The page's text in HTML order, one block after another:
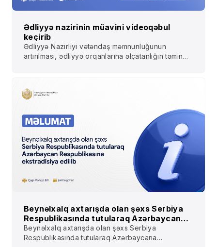
Ədliyyə nazirinin müavini videoqəbul
keçirib
Ədliyyə Nazirliyi vətəndaş məmnunluğunun
artırılması, ədliyyə orqanlarına əlçatanlığın təmin
edir.
Beynəlxalq axtarışda olan şəxs Serbiya
Respublikasında tutularaq Azərbaycana
ekstradisiya edilib
Beynəlxalq axtarışda olan şəxs Serbiya
Respublikasında tutularaq Azərbaycana